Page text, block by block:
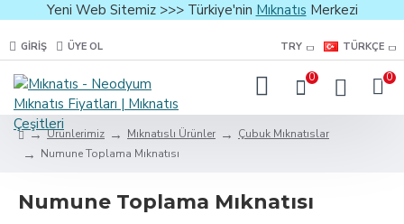
Yeni Web Sitemiz >>> Türkiye'nin Mıknatıs Merkezi
GIRIŞ ÜYE OL TRY TÜRKÇE
0 0
Ürünlerimiz Mıknatıslı Ürünler
Çubuk Mıknatıslar
Numune Toplama Mıknatısı
Numune Toplama Mıknatısı